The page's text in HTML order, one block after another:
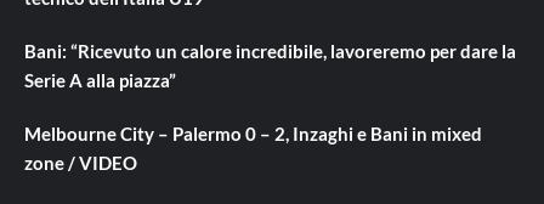
Bani: “Ricevuto un calore incredibile, lavoreremo per dare la
Serie A alla piazza”
Melbourne City – Palermo 0 – 2, Inzaghi e Bani in mixed
zone / VIDEO